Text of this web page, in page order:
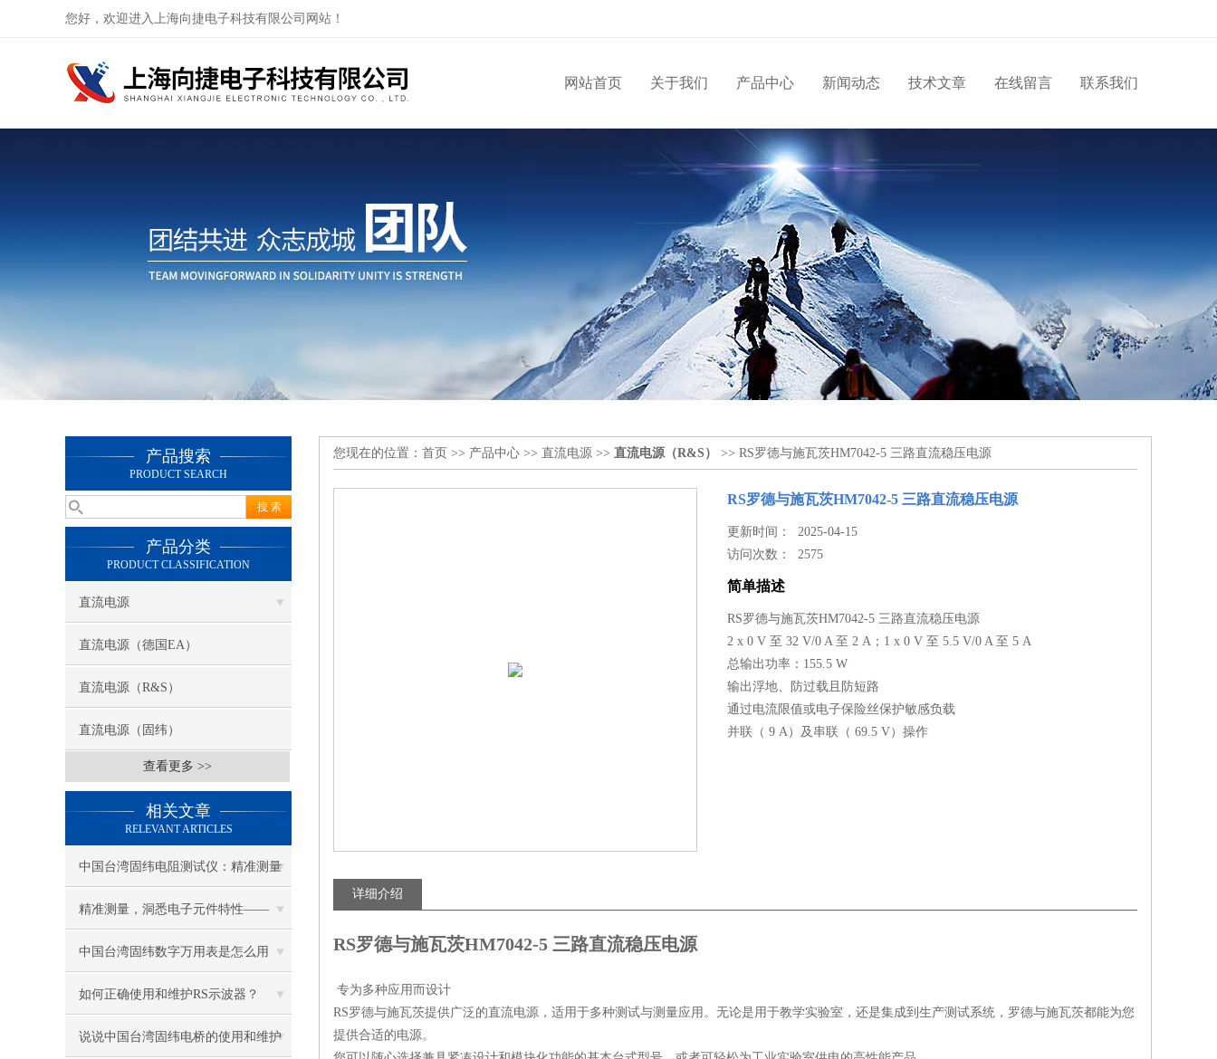
您好，欢迎进入上海向捷电子科技有限公司网站！
网站首页 关于我们 产品中心 新闻动态 技术文章 在线留言 联系我们
产品搜索
PRODUCT SEARCH
产品分类
PRODUCT CLASSIFICATION
直流电源
直流电源（德国EA）
直流电源（R&S）
直流电源（固纬）
查看更多 >>
相关文章
RELEVANT ARTICLES
中国台湾固纬电阻测试仪：精准测量
的保障者
精准测量，洞悉电子元件特性——
LCR测试仪的原理与应用
中国台湾固纬数字万用表是怎么用
的？
如何正确使用和维护RS示波器？
说说中国台湾固纬电桥的使用和维护
您现在的位置： 首页 >> 产品中心 >> 直流电源 >> 直流电源（R&S） >> RS罗德与施瓦茨HM7042-5 三路直流稳压电源
RS罗德与施瓦茨HM7042-5 三路直流稳压电源
更新时间： 2025-04-15
访问次数：2575
简单描述
RS罗德与施瓦茨HM7042-5 三路直流稳压电源
2 x 0 V 至 32 V/0 A 至 2 A；1 x 0 V 至 5.5 V/0 A 至 5 A
总输出功率：155.5 W
输出浮地、防过载且防短路
通过电流限值或电子保险丝保护敏感负载
并联（ 9 A）及串联（ 69.5 V）操作
详细介绍
RS罗德与施瓦茨HM7042-5 三路直流稳压电源
专为多种应用而设计
RS罗德与施瓦茨提供广泛的直流电源，适用于多种测试与测量应用。无论是用于教学实验室，还是集成到生产测试系统，罗德与施瓦茨都能为您
提供合适的电源。